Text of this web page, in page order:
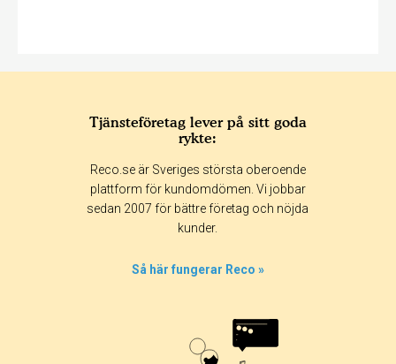
Tjänsteföretag lever på sitt goda
rykte:
Reco.se är Sveriges största oberoende
plattform för kundomdömen. Vi jobbar
sedan 2007 för bättre företag och nöjda
kunder.
Så här fungerar Reco »